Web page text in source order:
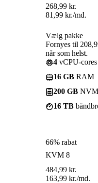
268,99 kr.
81,99 kr./md.
Vælg pakke
Fornyes til
når som helst.
4 vCPU-cores
16 GB RAM
200 GB
16 TB
66% rabat
KVM 8
484,99 kr.
163,99 kr./md.